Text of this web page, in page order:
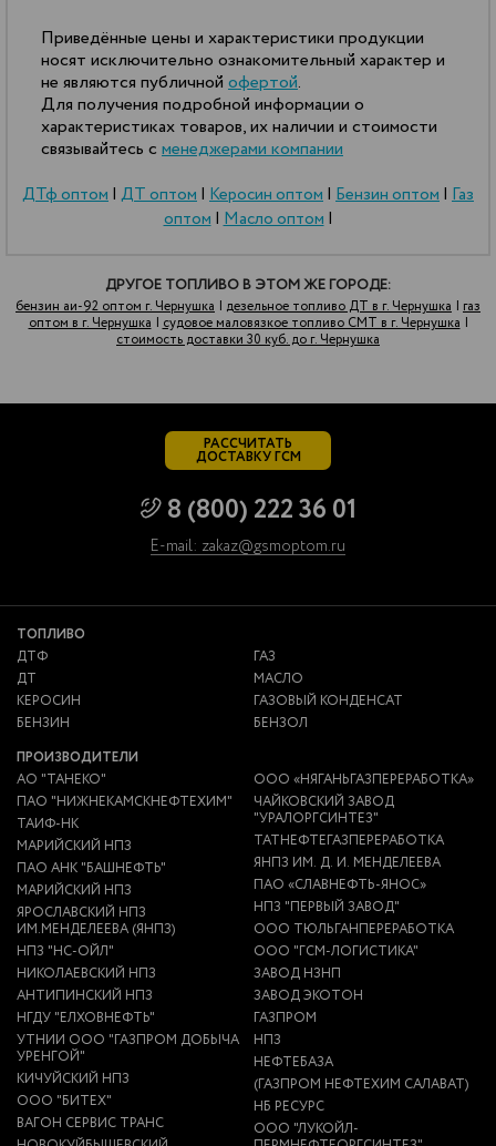
Приведённые цены и характеристики продукции
носят исключительно ознакомительный характер и
не являются публичной офертой.
Для получения подробной информации о
характеристиках товаров, их наличии и стоимости
связывайтесь с менеджерами компании
ДТф оптом| ДТ оптом| Керосин оптом| Бензин оптом| Газ
оптом|Масло оптом|
ДРУГОЕ ТОПЛИВО В ЭТОМ ЖЕ ГОРОДЕ:
бензин аи-92 оптом г. Чернушка | дезельное топливо ДТ в г. Чернушка | газ
оптом в г. Чернушка | судовое маловязкое топливо СМТ в г. Чернушка |
стоимость доставки 30 куб. до г. Чернушка
РАССЧИТАТЬ
ДОСТАВКУ ГСМ
8 (800) 222 36 01
E-mail: zakaz@gsmoptom.ru
ТОПЛИВО
ДТФ
ДТ
КЕРОСИН
БЕНЗИН
ГАЗ
МАСЛО
ГАЗОВЫЙ КОНДЕНСАТ
БЕНЗОЛ
ПРОИЗВОДИТЕЛИ
АО "ТАНЕКО"
ПАО "НИЖНЕКАМСКНЕФТЕХИМ"
ТАИФ-НК
МАРИЙСКИЙ НПЗ
ПАО АНК "БАШНЕФТЬ"
МАРИЙСКИЙ НПЗ
ЯРОСЛАВСКИЙ НПЗ
ИМ.МЕНДЕЛЕЕВА (ЯНПЗ)
НПЗ "НС-ОЙЛ"
НИКОЛАЕВСКИЙ НПЗ
АНТИПИНСКИЙ НПЗ
НГДУ "ЕЛХОВНЕФТЬ"
УТНИИ ООО "ГАЗПРОМ ДОБЫЧА
УРЕНГОЙ"
КИЧУЙСКИЙ НПЗ
ООО "БИТЕХ"
ВАГОН СЕРВИС ТРАНС
ООО «НЯГАНЬГАЗПЕРЕРАБОТКА»
ЧАЙКОВСКИЙ ЗАВОД
"УРАЛОРГСИНТЕЗ"
ТАТНЕФТЕГАЗПЕРЕРАБОТКА
ЯНПЗ ИМ. Д. И. МЕНДЕЛЕЕВА
ПАО «СЛАВНЕФТЬ-ЯНОС»
НПЗ "ПЕРВЫЙ ЗАВОД"
ООО ТЮЛЬГАНПЕРЕРАБОТКА
ООО "ГСМ-ЛОГИСТИКА"
ЗАВОД НЗНП
ЗАВОД ЭКОТОН
ГАЗПРОМ
НПЗ
НЕФТЕБАЗА
(ГАЗПРОМ НЕФТЕХИМ САЛАВАТ)
НБ РЕСУРС
ООО "ЛУКОЙЛ-